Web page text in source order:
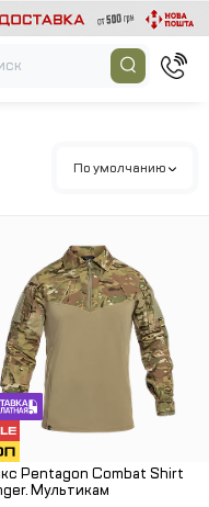
По умолчанию
Pentagon Combat Shirt
Мультикам